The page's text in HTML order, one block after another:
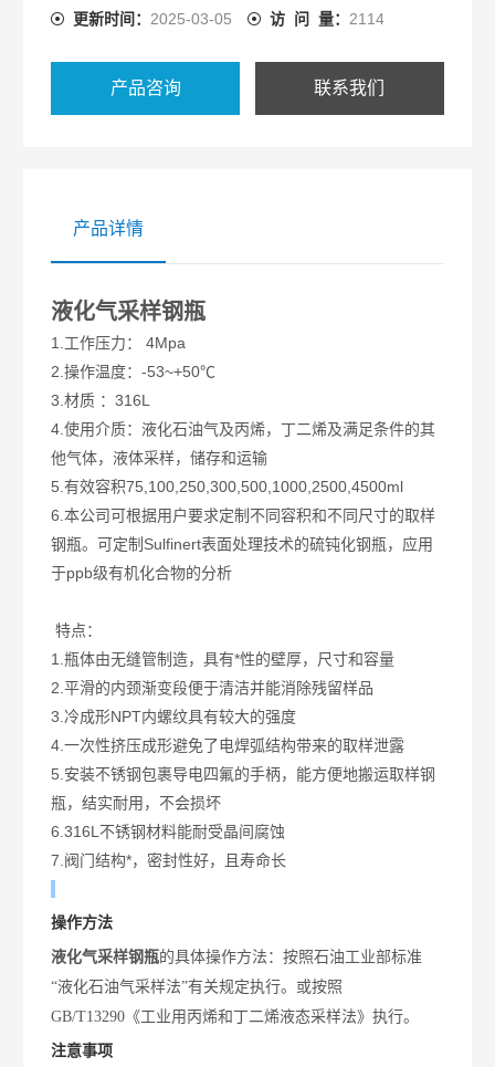
于相同操作条件下的其他气体或液体采样用。
更新时间： 2025-03-05 访 问 量： 2114
产品咨询 联系我们
产品详情
液化气采样钢瓶
1.工作压力： 4Mpa
2.操作温度：-53~+50℃
3.材质 ：316L
4.使用介质：液化石油气及丙烯，丁二烯及满足条件的其
他气体，液体采样，储存和运输
5.有效容积75,100,250,300,500,1000,2500,4500ml
6.本公司可根据用户要求定制不同容积和不同尺寸的取样
钢瓶。可定制Sulfinert表面处理技术的硫钝化钢瓶，应用
于ppb级有机化合物的分析
特点：
1.瓶体由无缝管制造，具有*性的壁厚，尺寸和容量
2.平滑的内颈渐变段便于清洁并能消除残留样品
3.冷成形NPT内螺纹具有较大的强度
4.一次性挤压成形避免了电焊弧结构带来的取样泄露
5.安装不锈钢包裹导电四氟的手柄，能方便地搬运取样钢
瓶，结实耐用，不会损坏
6.316L不锈钢材料能耐受晶间腐蚀
7.阀门结构*，密封性好，且寿命长
操作方法
液化气采样钢瓶的具体操作方法：按照石油工业部标准
“液化石油气采样法”有关规定执行。或按照
GB/T13290《工业用丙烯和丁二烯液态采样法》执行。
注意事项